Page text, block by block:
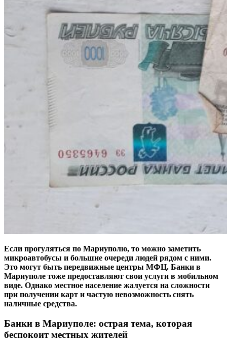
Если прогуляться по Мариуполю, то можно заметить
микроавтобусы и большие очереди людей рядом с ними.
Это могут быть передвижные центры МФЦ. Банки в
Мариуполе тоже предоставляют свои услуги в мобильном
виде. Однако местное население жалуется на сложности
при получении карт и частую невозможность снять
наличные средства.
Банки в Мариуполе: острая тема, которая
беспокоит местных жителей